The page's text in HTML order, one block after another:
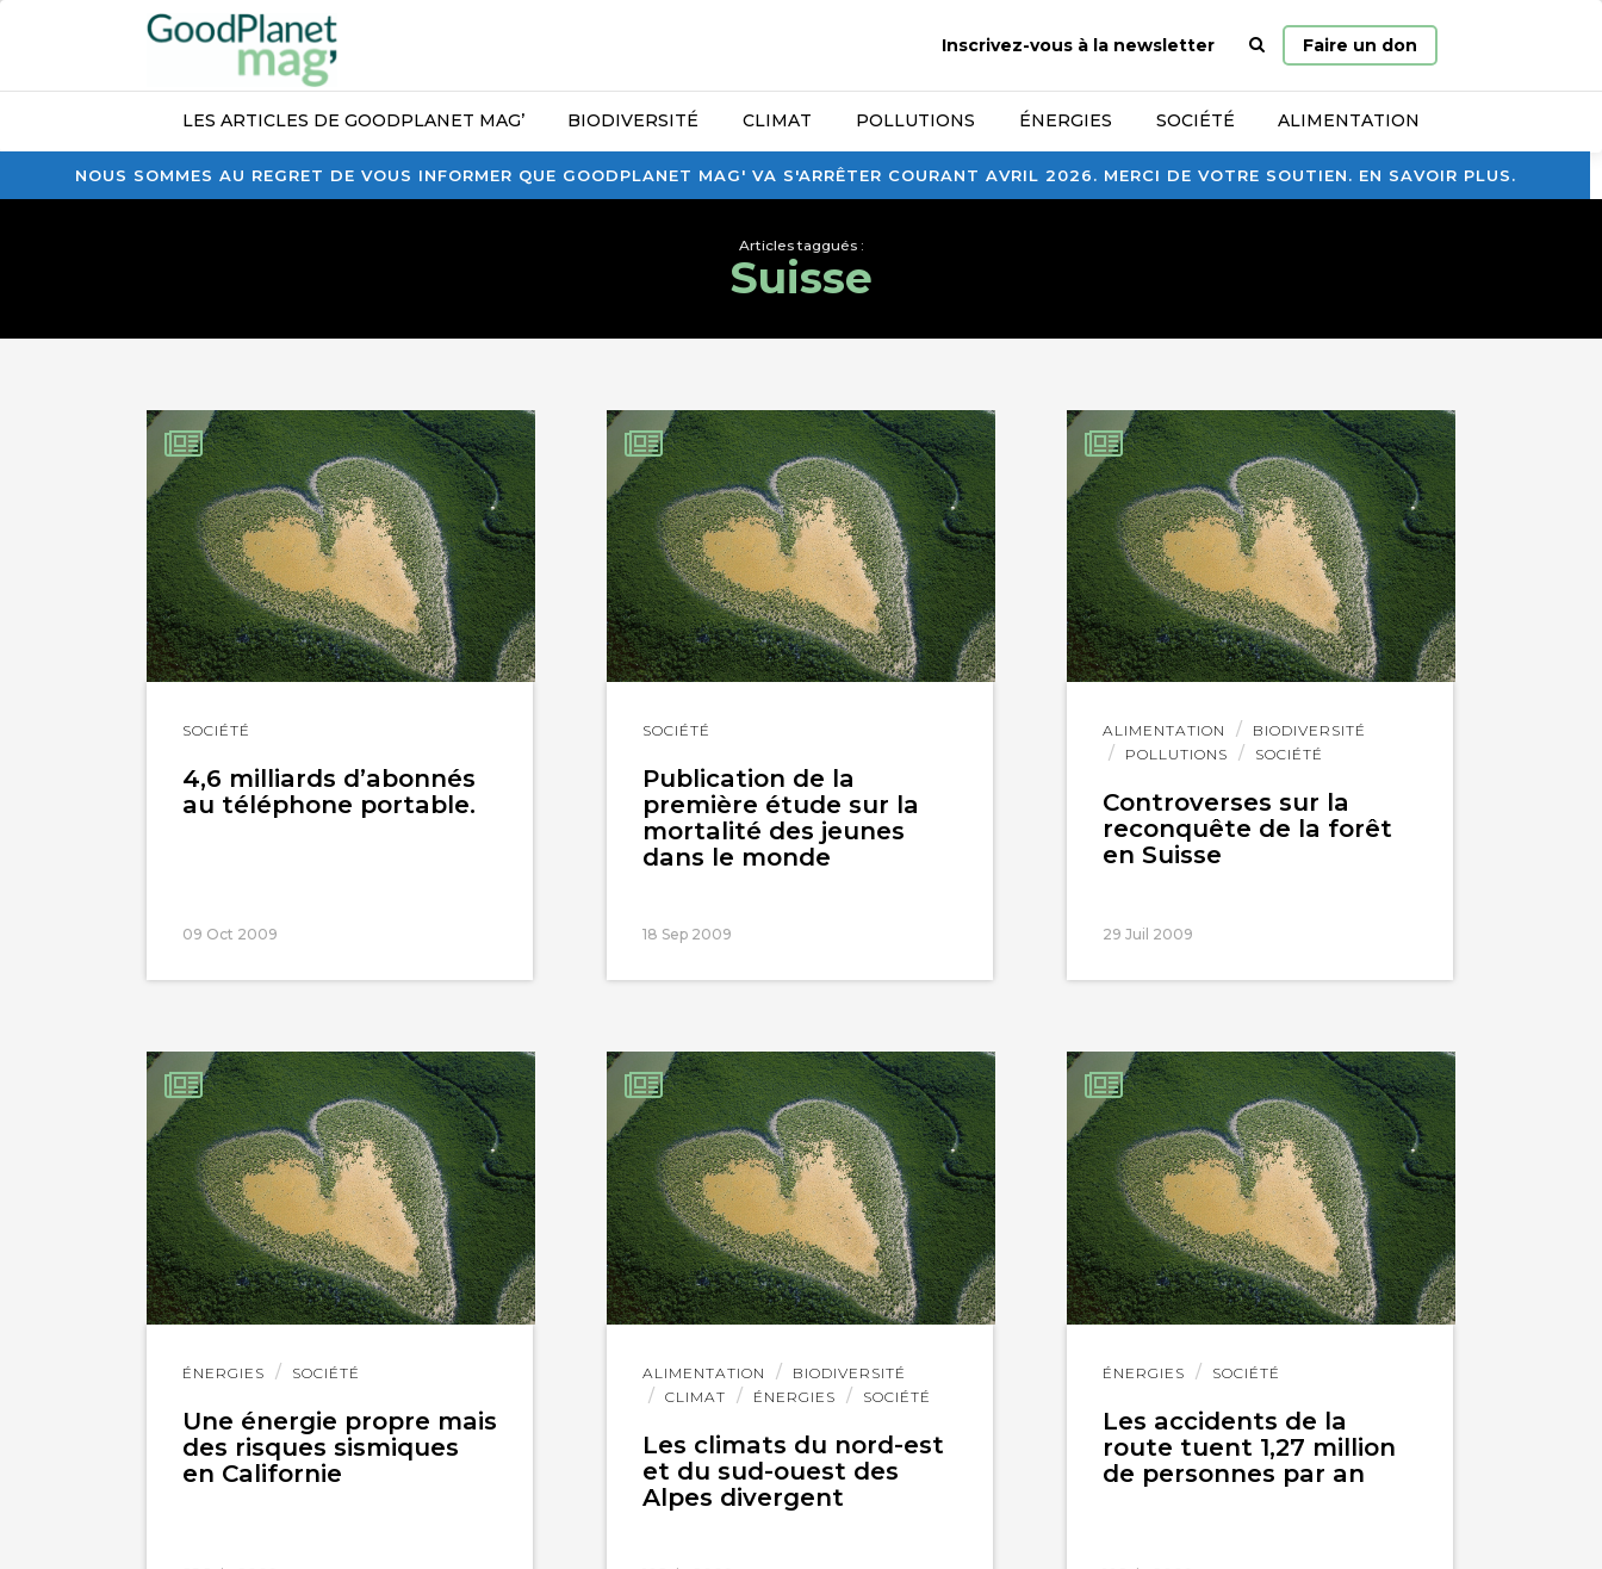
NOUS SOMMES AU REGRET DE VOUS INFORMER QUE GOODPLANET MAG' VA S'ARRÊTER COURANT AVRIL 2026. MERCI DE VOTRE SOUTIEN. EN SAVOIR PLUS.
Inscrivez-vous à la newsletter
Page
d’accueil
Faire un don
LES ARTICLES DE GOODPLANET MAG’ BIODIVERSITÉ CLIMAT POLLUTIONS ÉNERGIES SOCIÉTÉ ALIMENTATION
Articles taggués :
Suisse
SOCIÉTÉ
4,6 milliards d’abonnés
au téléphone portable.
09 Oct 2009
Lire
SOCIÉTÉ
Publication de la
première étude sur la
mortalité des jeunes
dans le monde
18 Sep 2009
Lire
ALIMENTATION
BIODIVERSITÉ
POLLUTIONS
SOCIÉTÉ
Controverses sur la
reconquête de la forêt
en Suisse
29 Juil 2009
Lire
l'article
ÉNERGIES SOCIÉTÉ
Une énergie propre mais
des risques sismiques
en Californie
Lire
ALIMENTATION
BIODIVERSITÉ
CLIMAT
ÉNERGIES SOCIÉTÉ
Les climats du nord-est
et du sud-ouest des
Alpes divergent
Lire
l'article
ÉNERGIES SOCIÉTÉ
Les accidents de la
route tuent 1,27 million
de personnes par an
Lire